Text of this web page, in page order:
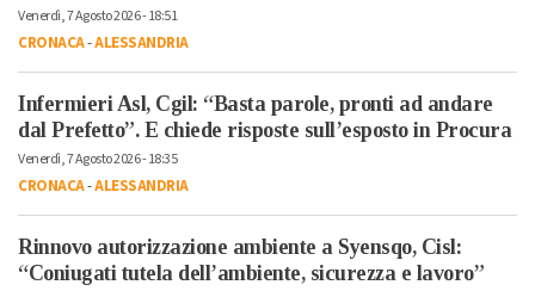
Venerdì, 7 Agosto 2026 - 18:51
CRONACA-ALESSANDRIA
Infermieri Asl, Cgil: “Basta parole, pronti ad andare
dal Prefetto”. E chiede risposte sull’esposto in Procura
Venerdì, 7 Agosto 2026 - 18:35
CRONACA-ALESSANDRIA
Rinnovo autorizzazione ambiente a Syensqo, Cisl:
“Coniugati tutela dell’ambiente, sicurezza e lavoro”